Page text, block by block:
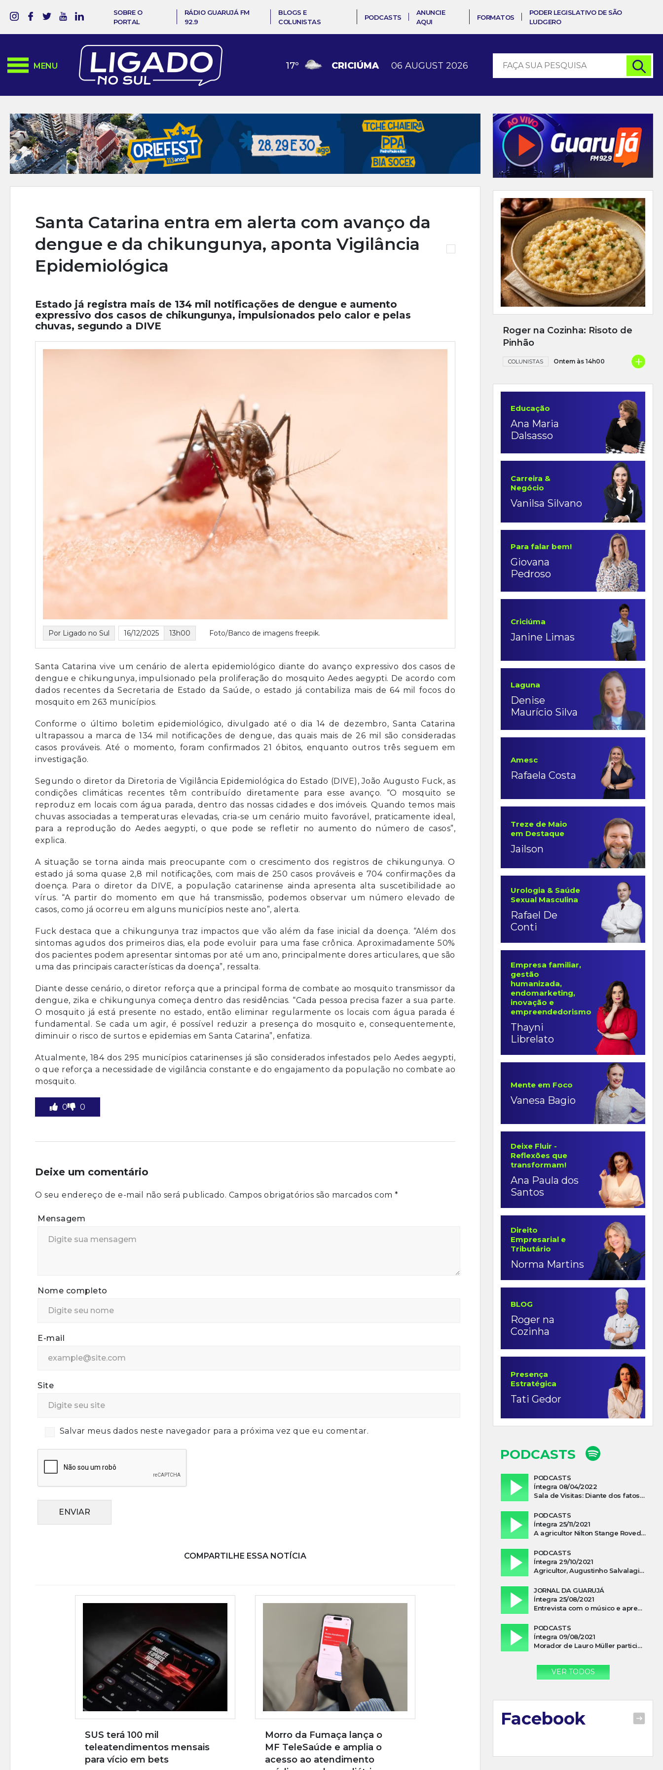
SOBRE O
PORTAL
RÁDIO GUARUJÁ FM
92.9
BLOGS E
COLUNISTAS
PODCASTS
ANUNCIE
AQUI
FORMATOS
PODER LEGISLATIVO DE SÃO
LUDGERO
MENU 17º CRICIÚMA 06 AUGUST 2026
Santa Catarina entra em alerta com avanço da
dengue e da chikungunya, aponta Vigilância
Epidemiológica
Estado já registra mais de 134 mil notificações de dengue e aumento
expressivo dos casos de chikungunya, impulsionados pelo calor e pelas
chuvas, segundo a DIVE
Por Ligado no Sul 16/12/2025 13h00 Foto/Banco de imagens freepik.
Santa Catarina vive um cenário de alerta epidemiológico diante do avanço expressivo dos casos de
dengue e chikungunya, impulsionado pela proliferação do mosquito Aedes aegypti. De acordo com
dados recentes da Secretaria de Estado da Saúde, o estado já contabiliza mais de 64 mil focos do
mosquito em 263 municípios.
Conforme o último boletim epidemiológico, divulgado até o dia 14 de dezembro, Santa Catarina
ultrapassou a marca de 134 mil notificações de dengue, das quais mais de 26 mil são consideradas
casos prováveis. Até o momento, foram confirmados 21 óbitos, enquanto outros três seguem em
investigação.
Segundo o diretor da Diretoria de Vigilância Epidemiológica do Estado (DIVE), João Augusto Fuck, as
condições climáticas recentes têm contribuído diretamente para esse avanço. “O mosquito se
reproduz em locais com água parada, dentro das nossas cidades e dos imóveis. Quando temos mais
chuvas associadas a temperaturas elevadas, cria-se um cenário muito favorável, praticamente ideal,
para a reprodução do Aedes aegypti, o que pode se refletir no aumento do número de casos”,
explica.
A situação se torna ainda mais preocupante com o crescimento dos registros de chikungunya. O
estado já soma quase 2,8 mil notificações, com mais de 250 casos prováveis e 704 confirmações da
doença. Para o diretor da DIVE, a população catarinense ainda apresenta alta suscetibilidade ao
vírus. “A partir do momento em que há transmissão, podemos observar um número elevado de
casos, como já ocorreu em alguns municípios neste ano”, alerta.
Fuck destaca que a chikungunya traz impactos que vão além da fase inicial da doença. “Além dos
sintomas agudos dos primeiros dias, ela pode evoluir para uma fase crônica. Aproximadamente 50%
dos pacientes podem apresentar sintomas por até um ano, principalmente dores articulares, que são
uma das principais características da doença”, ressalta.
Diante desse cenário, o diretor reforça que a principal forma de combate ao mosquito transmissor da
dengue, zika e chikungunya começa dentro das residências. “Cada pessoa precisa fazer a sua parte.
O mosquito já está presente no estado, então eliminar regularmente os locais com água parada é
fundamental. Se cada um agir, é possível reduzir a presença do mosquito e, consequentemente,
diminuir o risco de surtos e epidemias em Santa Catarina”, enfatiza.
Atualmente, 184 dos 295 municípios catarinenses já são considerados infestados pelo Aedes aegypti,
o que reforça a necessidade de vigilância constante e do engajamento da população no combate ao
mosquito.
0 0
Deixe um comentário
O seu endereço de e-mail não será publicado. Campos obrigatórios são marcados com *
Mensagem
Nome completo
E-mail
Site
Salvar meus dados neste navegador para a próxima vez que eu comentar.
ENVIAR
COMPARTILHE ESSA NOTÍCIA
SUS terá 100 mil
teleatendimentos mensais
para vício em bets
Morro da Fumaça lança o
MF TeleSaúde e amplia o
acesso ao atendimento
Roger na Cozinha: Risoto de
Pinhão
COLUNISTAS Ontem às 14h00 +
Educação
Ana Maria
Dalsasso
Carreira &
Negócio
Vanilsa Silvano
Para falar bem!
Giovana
Pedroso
Criciúma
Janine Limas
Laguna
Denise
Maurício Silva
Amesc
Rafaela Costa
Treze de Maio
em Destaque
Jailson
Urologia & Saúde
Sexual Masculina
Rafael De
Conti
Empresa familiar,
gestão
humanizada,
endomarketing,
inovação e
empreendedorismo
Thayni
Librelato
Mente em Foco
Vanesa Bagio
Deixe Fluir -
Reflexões que
transformam!
Ana Paula dos
Santos
Direito
Empresarial e
Tributário
Norma Martins
BLOG
Roger na
Cozinha
Presença
Estratégica
Tati Gedor
PODCASTS
PODCASTS
Íntegra 08/04/2022
Sala de Visitas: Diante dos fatos que influenciam a economia o que podemos esperar de 2022
PODCASTS
Íntegra 25/11/2021
A agricultor Nilton Stange Roveda, afirma ter recebido ajuda espiritual durante acidente
PODCASTS
Íntegra 29/10/2021
Agricultor, Augustinho Salvalagio, relata sobre aparição do Cavaleiro Negro no Rio das Furnas
JORNAL DA GUARUJÁ
Íntegra 25/08/2021
Entrevista com o músico e apresentador, Lismael Ferrareis, no Cidade e Campo
PODCASTS
Íntegra 09/08/2021
Morador de Lauro Müller participa de motociata em apoio a Bolsonaro
VER TODOS
Facebook